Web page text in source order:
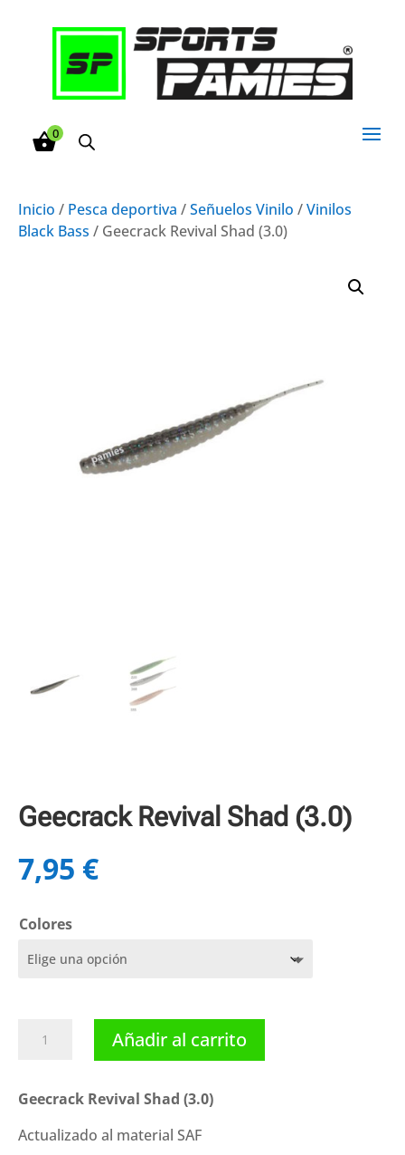
0
Inicio / Pesca deportiva /Señuelos Vinilo /Vinilos
Black Bass / Geecrack Revival Shad (3.0)
Geecrack Revival Shad (3.0)
7,95 €
Colores
Revival
(3.0)
Añadir al carrito
Geecrack Revival Shad (3.0)
Actualizado al material SAF